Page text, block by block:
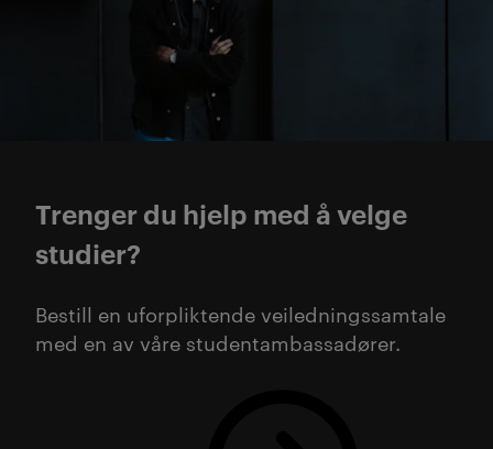
Trenger du hjelp med å velge
studier?
Bestill en uforpliktende veiledningssamtale
med en av våre studentambassadører.